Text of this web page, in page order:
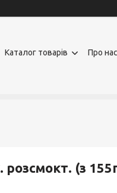
Каталог товарів Про нас
розсмокт. (з